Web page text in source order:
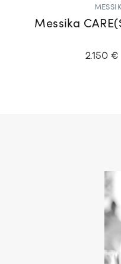
Messika
2.150 €